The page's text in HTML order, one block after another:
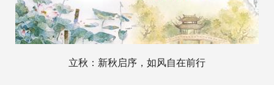
立秋：新秋启序，如风自在前行